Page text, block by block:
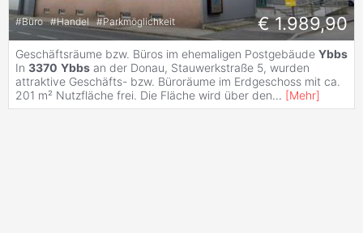
#Büro #Handel #Parkmöglichkeit € 1.989,90
Geschäftsräume bzw. Büros im ehemaligen Postgebäude Ybbs
In 3370 Ybbs an der Donau, Stauwerkstraße 5, wurden
attraktive Geschäfts- bzw. Büroräume im Erdgeschoss mit ca.
201 m² Nutzfläche frei. Die Fläche wird über den... [Mehr]